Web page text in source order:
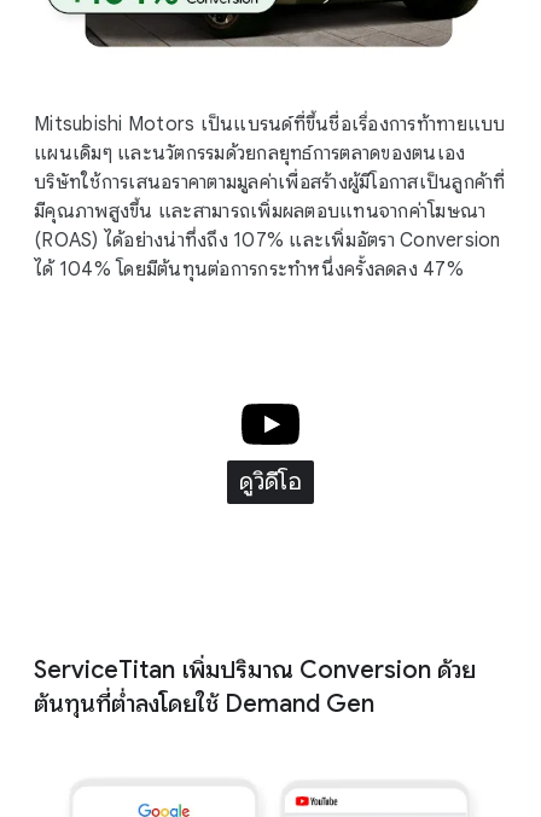
Mitsubishi Motors เป็นแบรนด์ที่ขึ้นชื่อเรื่องการท้าทายแบบ
แผนเดิมๆ และนวัตกรรมด้วยกลยุทธ์การตลาดของตนเอง
บริษัทใช้การเสนอราคาตามมูลค่าเพื่อสร้างผู้มีโอกาสเป็นลูกค้าที่
มีคุณภาพสูงขึ้น และสามารถเพิ่มผลตอบแทนจากค่าโฆษณา
(ROAS) ได้อย่างน่าทึ่งถึง 107% และเพิ่มอัตรา Conversion
ได้ 104% โดยมีต้นทุนต่อการกระทำหนึ่งครั้งลดลง 47%
ดูวิดีโอ
ServiceTitan เพิ่มปริมาณ Conversion ด้วย
ต้นทุนที่ต่ำลงโดยใช้ Demand Gen